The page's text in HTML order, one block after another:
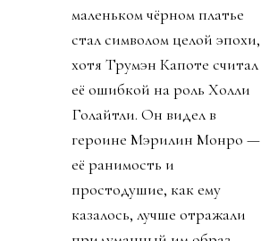
маленьком чёрном платье
стал символом целой эпохи,
хотя Трумэн Капоте считал
её ошибкой на роль Холли
Голайтли. Он видел в
героине Мэрилин Монро —
её ранимость и
простодушие, как ему
казалось, лучше отражали